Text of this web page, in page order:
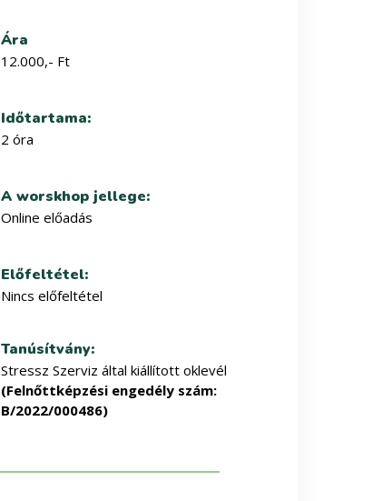
Ára
12.000,- Ft
Időtartama:
2 óra
A worskhop jellege:
Online előadás
Előfeltétel:
Nincs előfeltétel
Tanúsítvány:
Stressz Szerviz által kiállított oklevél
(Felnőttképzési engedély szám:
B/2022/000486)